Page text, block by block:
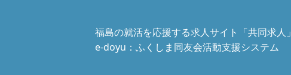
福島の就活を応援する求人サイト「共同求人」
e-doyu：ふくしま同友会活動支援システム